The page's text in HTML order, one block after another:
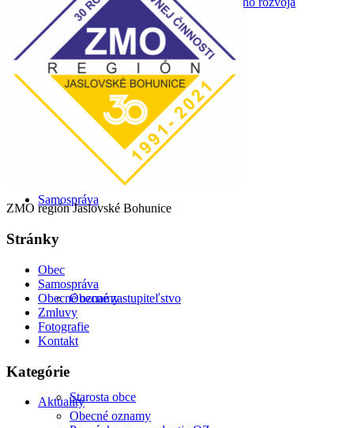
Odpadové hospodárstvo
Samospráva
Obecné zastupiteľstvo
Starosta obce
ZMO región Jaslovské Bohunice
Stránky
Obec
Samospráva
Obecné oznamy
Zmluvy
Fotografie
Kontakt
Kategórie
Aktuality
Obecné oznamy